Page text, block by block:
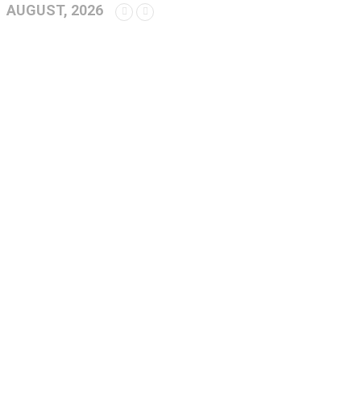
AUGUST, 2026